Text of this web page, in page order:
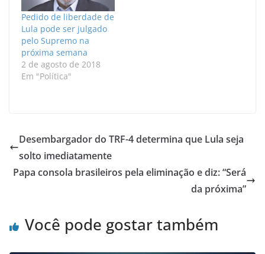
Pedido de liberdade de
Lula pode ser julgado
pelo Supremo na
próxima semana
2 de agosto de 2018
Em "Política"
Desembargador do TRF-4 determina que Lula seja
solto imediatamente
Papa consola brasileiros pela eliminação e diz: “Será
da próxima”
Você pode gostar também